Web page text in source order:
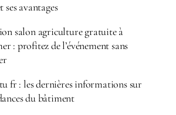
ses avantages
salon agriculture gratuite à
: profitez de l’événement sans
fr : les dernières informations sur
du bâtiment